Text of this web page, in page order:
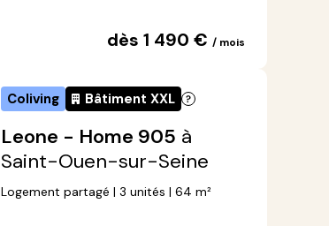
dès 1 490 €/ mois
Coliving Bâtiment XXL
Leone - Home 905 à
Saint-Ouen-sur-Seine
Logement partagé | 3 unités | 64 m²